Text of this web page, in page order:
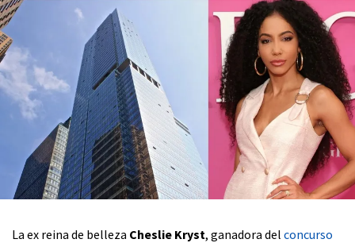
La ex reina de belleza Cheslie Kryst, ganadora del concurso